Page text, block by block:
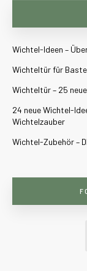
Wichtel-Ideen –
Wichteltür für
Wichteltür – 25
24 neue Wichtel-
Wichtelzauber
Wichtel-Zubehör –